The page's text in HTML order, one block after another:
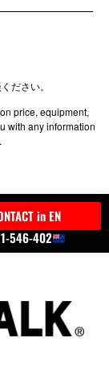
ださい。
price, equipment,
with any information
in EN
546-402